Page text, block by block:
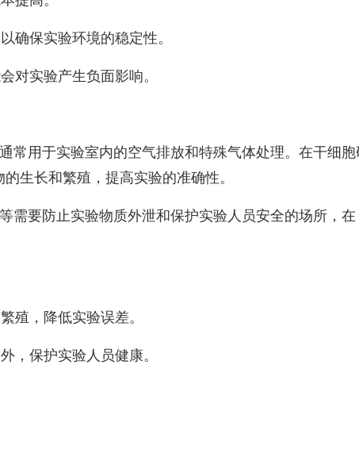
确保实验环境的稳定性。
对实验产生负面影响。
常用于实验室内的空气排放和特殊气体处理。在干细胞
生长和繁殖，提高实验的准确性。
需要防止实验物质外泄和保护实验人员安全的场所，在
殖，降低实验误差。
，保护实验人员健康。